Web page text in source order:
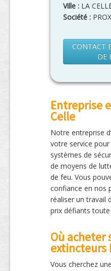
Ville : LA
Société :
CONTACT
DE
Entreprise
Celle
Notre entreprise
votre service pour
systèmes de
de moyens de
de feu. Vous
confiance en nos
réaliser un travail
prix défiants
Où acheter
extincteurs
Vous cherchez